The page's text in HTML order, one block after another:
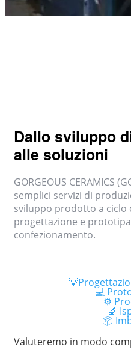
Dallo sviluppo
alle soluzioni
GORGEOUS CERAMICS
semplici servizi di
sviluppo prodotto a ciclo
progettazione e
confezionamento.
💻️
⚙️
🔬
📦️
Valuteremo in modo